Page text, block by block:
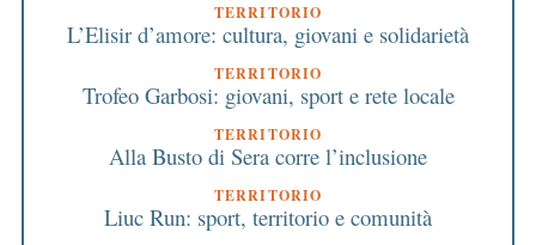
TERRITORIO
L’Elisir d’amore: cultura, giovani e solidarietà
TERRITORIO
Trofeo Garbosi: giovani, sport e rete locale
TERRITORIO
Alla Busto di Sera corre l’inclusione
TERRITORIO
Liuc Run: sport, territorio e comunità